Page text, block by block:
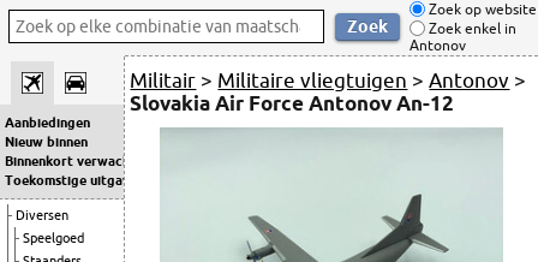
Zoek op website
Zoek enkel in
Antonov
Aanbiedingen
Nieuw binnen
Binnenkort verwacht
Toekomstige uitgaven
Diversen
Speelgoed
Militair > Militaire vliegtuigen >Antonov >
Slovakia Air Force Antonov An-12